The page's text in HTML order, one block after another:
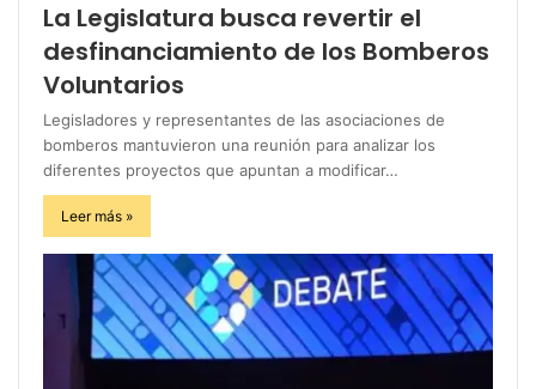
La Legislatura busca revertir el
desfinanciamiento de los Bomberos
Voluntarios
Legisladores y representantes de las asociaciones de
bomberos mantuvieron una reunión para analizar los
diferentes proyectos que apuntan a modificar…
Leer más »